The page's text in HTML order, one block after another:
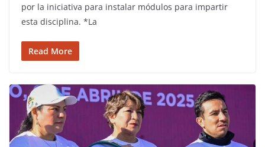
por la iniciativa para instalar módulos para impartir
esta disciplina. *La
Read More